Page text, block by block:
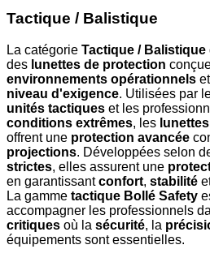
Tactique / Balistique
La catégorie Tactique / Balistique
des lunettes de protection
environnements opérationnels
niveau d'exigence. Utilisées par
unités tactiques et les
conditions extrêmes, les
offrent une protection avancée
projections. Développées selon
strictes, elles assurent une
en garantissantconfort, stabilité
La gamme tactique Bollé Safety
accompagner les professionnels
critiques où la sécurité, la
équipements sont essentielles.